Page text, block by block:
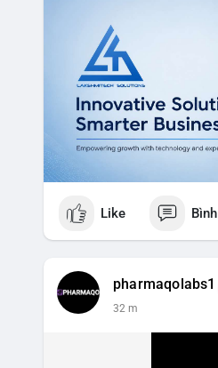
Like
pharmaqolabs1
32 m